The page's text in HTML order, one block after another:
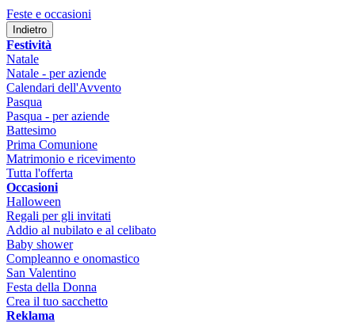
Feste e occasioni
Indietro
Festività
Natale
Natale - per aziende
Calendari dell'Avvento
Pasqua
Pasqua - per aziende
Battesimo
Prima Comunione
Matrimonio e ricevimento
Tutta l'offerta
Occasioni
Halloween
Regali per gli invitati
Addio al nubilato e al celibato
Baby shower
Compleanno e onomastico
San Valentino
Festa della Donna
Crea il tuo sacchetto
Reklama